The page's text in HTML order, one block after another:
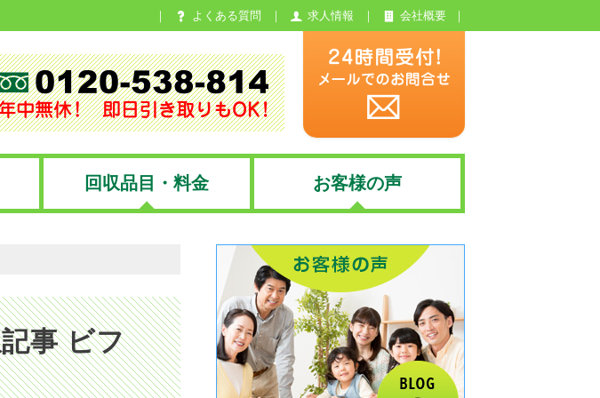
よくある質問 求人情報 会社概要
回収品目・料金 お客様の声
事 ビフ